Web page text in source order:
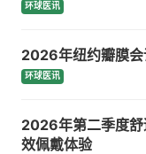
环球医讯
2026年纽约瓣膜会
环球医讯
2026年第二季度舒
效佩戴体验